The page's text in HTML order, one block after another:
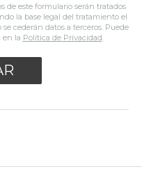
de este formulario serán tratados
la base legal del tratamiento el
cederán datos a terceros. Puede
en la Política de Privacidad.